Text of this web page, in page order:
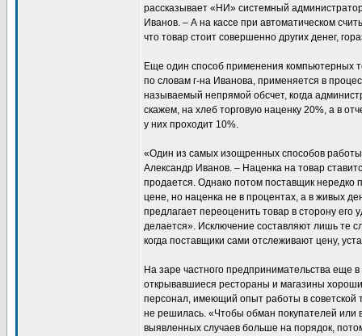
рассказывает «НИ» системный
Иванов. – А на кассе при автоматическом
что товар стоит совершенно других денег,
Еще один способ применения компьютерных
по словам г-на Иванова, применяется в
называемый непрямой обсчет, когда
скажем, на хлеб торговую наценку 20%, а в
у них проходит 10%.
«Один из самых изощренных способов работы
Александр Иванов. – Наценка на товар
продается. Однако потом поставщик нередко
цене, но наценка не в процентах, а в живых
предлагает переоценить товар в сторону его
делается». Исключение составляют лишь те
когда поставщики сами отслеживают цену,
На заре частного предпринимательства еще
открывавшиеся рестораны и магазины
персонал, имеющий опыт работы в советской
не решилась. «Чтобы обман покупателей или
выявленных случаев больше на порядок,